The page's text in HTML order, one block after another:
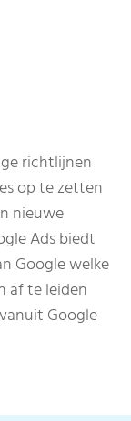
richtlijnen
op te zetten
nieuwe
Ads biedt
Google welke
af te leiden
Google